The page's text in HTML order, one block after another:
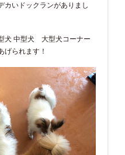
カいドックランがありまし
犬 中型犬 大型犬コーナー
げられます！